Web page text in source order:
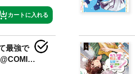
恋愛ファンタジ
ガW収録！
カートに入れる
最強で